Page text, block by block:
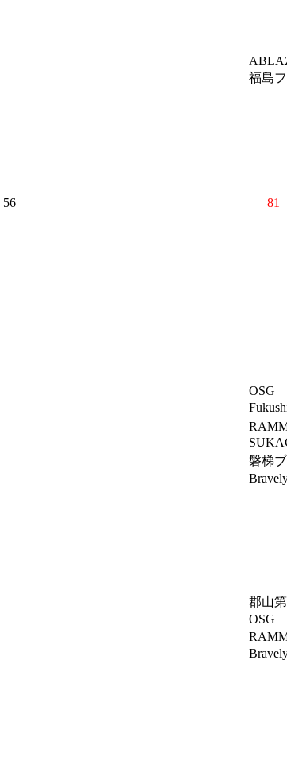
福島
56 81
OSG
磐梯
郡山
OSG